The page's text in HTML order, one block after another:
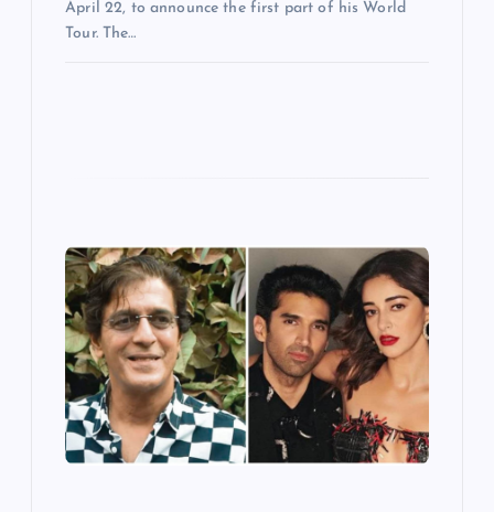
April 22, to announce the first part of his World
Tour. The…